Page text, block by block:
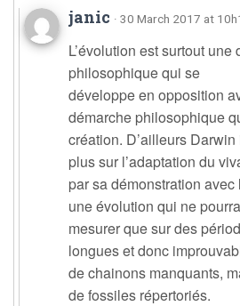
janic · 30 March 2017 at
L’évolution est surtout une
philosophique qui se
développe en opposition
démarche philosophique
création. D’ailleurs
plus sur l’adaptation du
par sa démonstration
une évolution qui ne
mesurer que sur des
longues et donc
de chainons manquants,
de fossiles répertoriés.